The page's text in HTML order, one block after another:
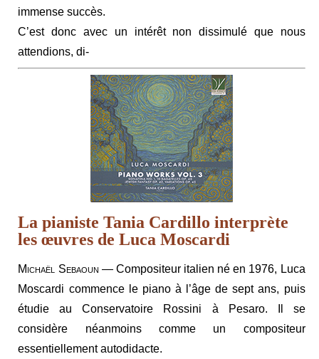
immense succès.
C’est donc avec un intérêt non dissimulé que nous
attendions, di-
La pianiste Tania Cardillo interprète
les œuvres de Luca Moscardi
Michaël Sebaoun — Compositeur italien né en 1976, Luca
Moscardi commence le piano à l’âge de sept ans, puis
étudie au Conservatoire Rossini à Pesaro. Il se
considère néanmoins comme un compositeur
essentiellement autodidacte.